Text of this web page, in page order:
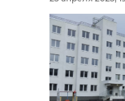
25 апреля 2025,